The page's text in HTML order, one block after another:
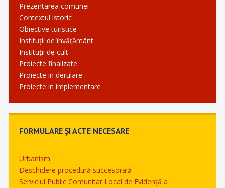
Prezentarea comunei
Contextul istoric
Obiective turistice
Instituții de învățământ
Instituții de cult
Proiecte finalizate
Proiecte in derulare
Proiecte in implementare
FORMULARE ȘI ACTE NECESARE
Urbanism
Deschidere procedură succesorală
Serviciul Public Comunitar Local de Evidență a